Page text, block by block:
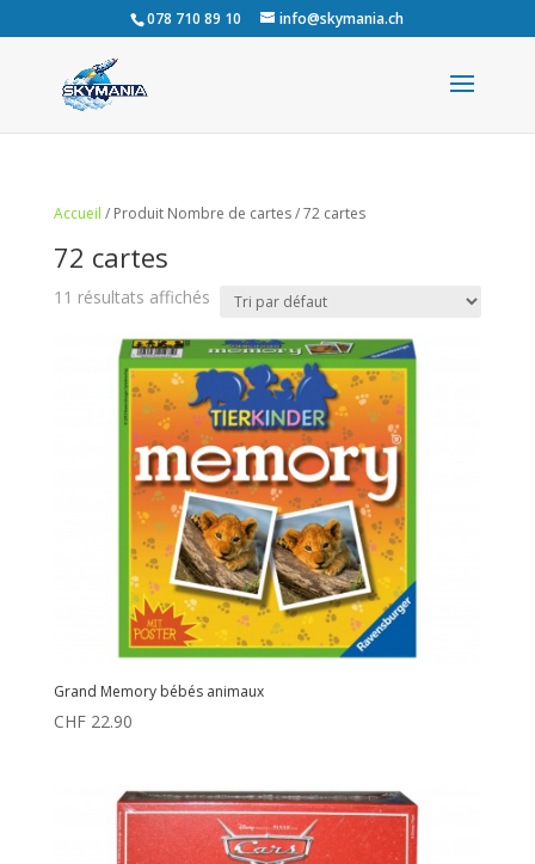
078 710 89 10 info@skymania.ch
Accueil / Produit Nombre de cartes / 72 cartes
72 cartes
11 résultats affichés
Grand Memory bébés animaux
CHF22.90